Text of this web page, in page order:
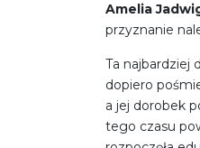
Amelia
przyznanie
Ta najbardziej
dopiero
a jej dorobek
tego czasu